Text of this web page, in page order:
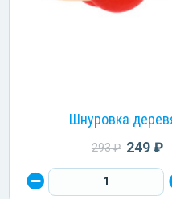
Шнуровка
293 ₽ 249 ₽